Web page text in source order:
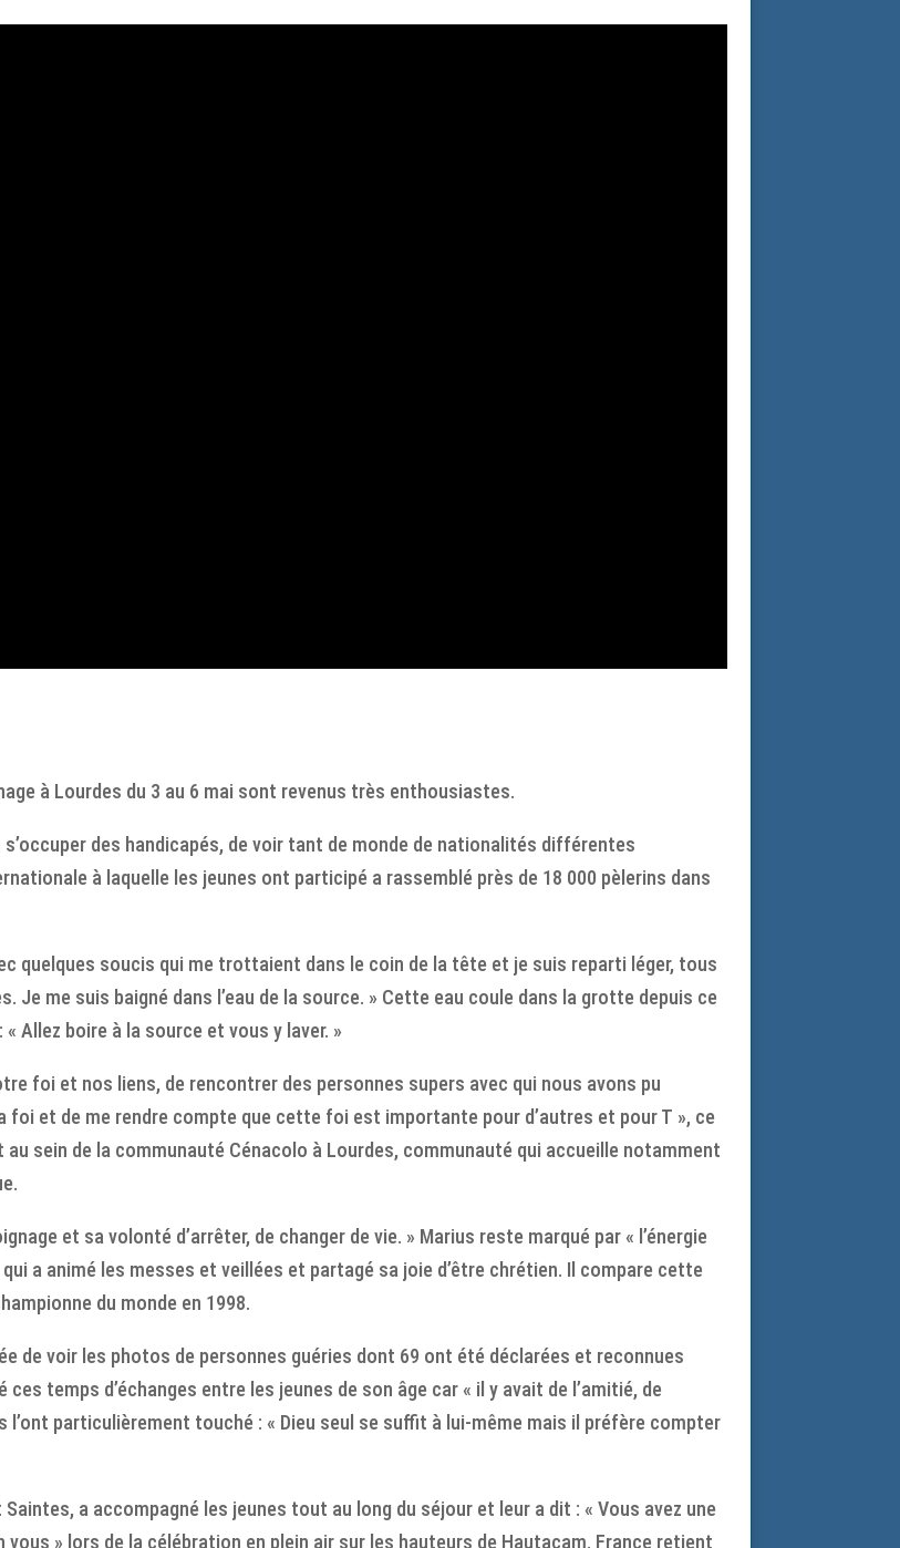
à Lourdes du 3 au 6 mai sont revenus très enthousiastes.
des handicapés, de voir tant de monde de nationalités différentes
à laquelle les jeunes ont participé a rassemblé près de 18 000 pèlerins dans
quelques soucis qui me trottaient dans le coin de la tête et je suis reparti léger, tous
Je me suis baigné dans l’eau de la source. » Cette eau coule dans la grotte depuis ce
Allez boire à la source et vous y laver. »
foi et nos liens, de rencontrer des personnes supers avec qui nous avons pu
foi et de me rendre compte que cette foi est importante pour d’autres et pour T », ce
sein de la communauté Cénacolo à Lourdes, communauté qui accueille notamment
et sa volonté d’arrêter, de changer de vie. » Marius reste marqué par « l’énergie
a animé les messes et veillées et partagé sa joie d’être chrétien. Il compare cette
du monde en 1998.
de voir les photos de personnes guéries dont 69 ont été déclarées et reconnues
temps d’échanges entre les jeunes de son âge car « il y avait de l’amitié, de
l’ont particulièrement touché : « Dieu seul se suffit à lui-même mais il préfère compter
a accompagné les jeunes tout au long du séjour et leur a dit : « Vous avez une
» lors de la célébration en plein air sur les hauteurs de Hautacam. France retient